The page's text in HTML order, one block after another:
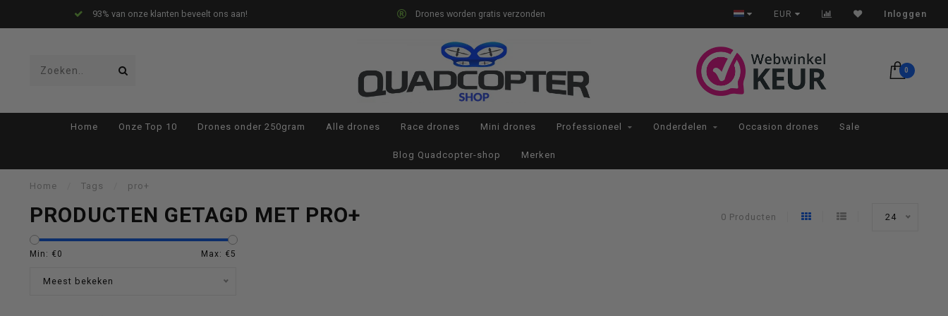
93% van onze klanten beveelt ons aan! Drones worden gratis verzonden Op werkdagen voor 22:00 besteld, morgen in huis*
EUR Inloggen
pijltjes
0
Home Onze Top 10 Drones onder 250gram Alle drones Race drones Mini drones Professioneel Onderdelen Occasion drones Sale
Blog Quadcopter-shop Merken
Home Tags pro+
PRODUCTEN GETAGD MET PRO+ 0 Producten 24
Min: €0 Max: €5
Meest bekeken